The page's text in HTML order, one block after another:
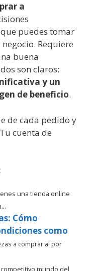
a
puedes tomar
Requiere
buena
son claros:
y un
de beneficio.
de cada pedido y
cuenta de
una tienda online
Cómo
como
a comprar al por
mundo del